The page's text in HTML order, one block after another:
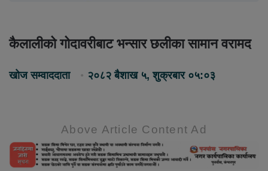
कैलालीको गोदावरीबाट भन्सार छलीका सामान वरामद
खोज सम्वाददाता २०८२ बैशाख ५, शुक्रबार ०५:०३
Above Article Content Ad